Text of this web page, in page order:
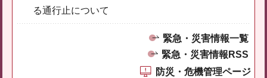
る通行止について
緊急・災害情報一覧
緊急・災害情報RSS
防災・危機管理ページ